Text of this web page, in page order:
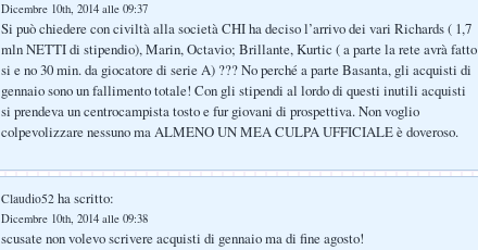
Dicembre 10th, 2014 alle 09:37
Si può chiedere con civiltà alla società CHI ha deciso l’arrivo dei vari Richards ( 1,7
mln NETTI di stipendio), Marin, Octavio; Brillante, Kurtic ( a parte la rete avrà fatto
si e no 30 min. da giocatore di serie A) ??? No perché a parte Basanta, gli acquisti di
gennaio sono un fallimento totale! Con gli stipendi al lordo di questi inutili acquisti
si prendeva un centrocampista tosto e fur giovani di prospettiva. Non voglio
colpevolizzare nessuno ma ALMENO UN MEA CULPA UFFICIALE è doveroso.
Claudio52 ha scritto:
Dicembre 10th, 2014 alle 09:38
scusate non volevo scrivere acquisti di gennaio ma di fine agosto!